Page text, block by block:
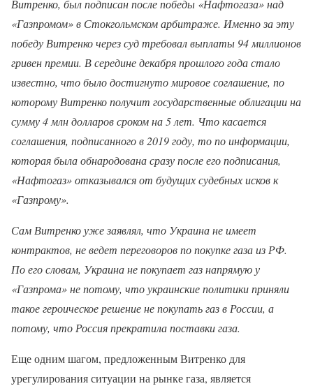
Витренко, был подписан после победы «Нафтогаза» над
«Газпромом» в Стокгольмском арбитраже. Именно за эту
победу Витренко через суд требовал выплаты 94 миллионов
гривен премии. В середине декабря прошлого года стало
известно, что было достигнуто мировое соглашение, по
которому Витренко получит государственные облигации на
сумму 4 млн долларов сроком на 5 лет. Что касается
соглашения, подписанного в 2019 году, то по информации,
которая была обнародована сразу после его подписания,
«Нафтогаз» отказывался от будущих судебных исков к
«Газпрому».
Сам Витренко уже заявлял, что Украина не имеет
контрактов, не ведет переговоров по покупке газа из РФ.
По его словам, Украина не покупает газ напрямую у
«Газпрома» не потому, что украинские политики приняли
такое героическое решение не покупать газ в России, а
потому, что Россия прекратила поставки газа.
Еще одним шагом, предложенным Витренко для
урегулирования ситуации на рынке газа, является